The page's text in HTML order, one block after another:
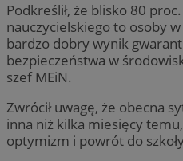
Podkreślił, że blisko 80
nauczycielskiego to osoby w
bardzo dobry wynik
bezpieczeństwa w
szef MEiN.
Zwrócił uwagę, że obecna
inna niż kilka miesięcy
optymizm i powrót do